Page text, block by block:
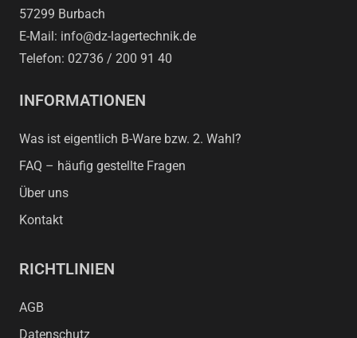
57299 Burbach
E-Mail: info@dz-lagertechnik.de
Telefon: 02736 / 200 91 40
INFORMATIONEN
Was ist eigentlich B-Ware bzw. 2. Wahl?
FAQ – häufig gestellte Fragen
Über uns
Kontakt
RICHTLINIEN
AGB
Datenschutz